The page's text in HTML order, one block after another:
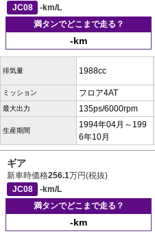
JC08
-km/L
満タンでどこまで走る？
-km
排気量 1988cc
ミッション フロア4AT
最大出力 135ps/6000rpm
生産期間
1994年04月～199
6年10月
ギア
新車時価格256.1万円(税抜)
JC08
-km/L
満タンでどこまで走る？
-km